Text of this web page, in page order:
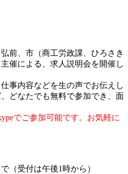
前、市（商工労政課、ひろさき
催による、求人説明会を開催し
事内容などを生の声でお伝えし
どなたでも無料で参加でき、面
でご参加可能です。お気軽に
（受付は午後1時から）